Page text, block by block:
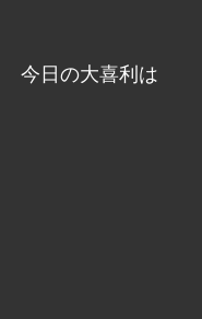
今日の大喜利は